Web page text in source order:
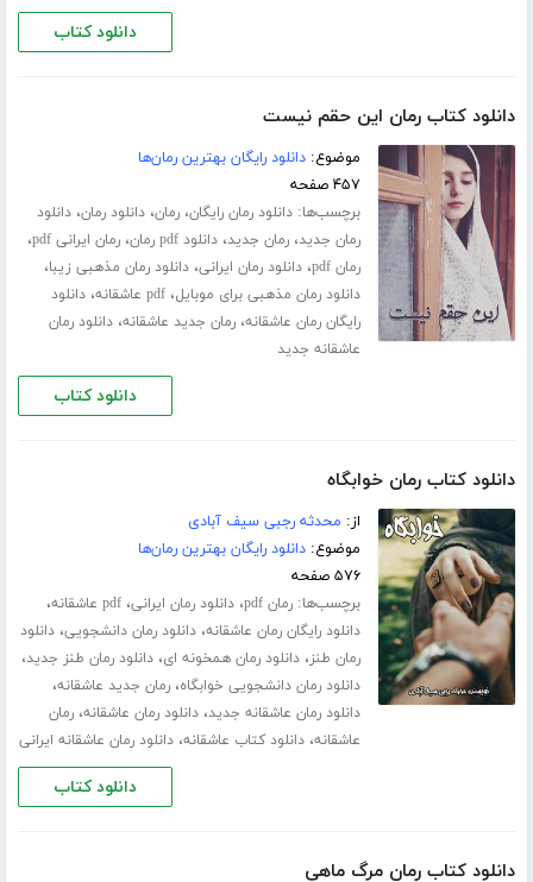
دانلود کتاب
دانلود کتاب رمان این حقم نیست
موضوع:دانلود رایگان بهترین رمان‌ها
۴۵۷ صفحه
برچسب‌ها:دانلود رمان رایگان،رمان،دانلود رمان،دانلود
رمان جدید،رمان جدید،دانلود pdf رمان ،رمان ایرانی pdf ،
رمان pdf ،دانلود رمان ایرانی،دانلود رمان مذهبی زیبا،
دانلود رمان مذهبی برای موبایل،pdf عاشقانه ،دانلود
رایگان رمان عاشقانه،رمان جدید عاشقانه،دانلود رمان
عاشقانه جدید
دانلود کتاب
دانلود کتاب رمان خوابگاه
از: محدثه رجبی سیف آبادی
موضوع:دانلود رایگان بهترین رمان‌ها
۵۷۶ صفحه
برچسب‌ها:رمان pdf ،دانلود رمان ایرانی،pdf عاشقانه ،
دانلود رایگان رمان عاشقانه،دانلود رمان دانشجویی،دانلود
رمان طنز،دانلود رمان همخونه ای،دانلود رمان طنز جدید،
دانلود رمان دانشجویی خوابگاه،رمان جدید عاشقانه،
دانلود رمان عاشقانه جدید،دانلود رمان عاشقانه،رمان
عاشقانه،دانلود کتاب عاشقانه،دانلود رمان عاشقانه ایرانی
دانلود کتاب
دانلود کتاب رمان مرگ ماهی